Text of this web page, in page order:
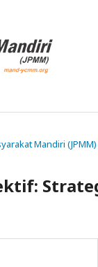
Mandiri (JPMM)